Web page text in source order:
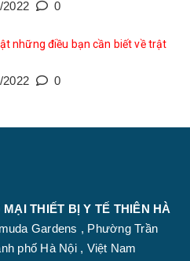
2022 0
những điều bạn cần biết về trật
2022 0
THIẾT BỊ Y TẾ THIÊN HÀ
Gardens , Phường Trần
phố Hà Nội , Việt Nam